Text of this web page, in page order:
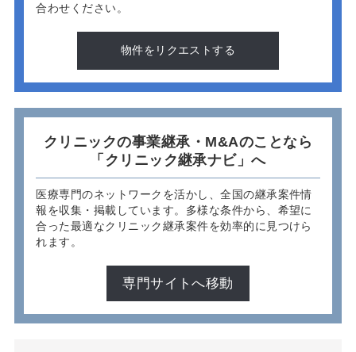
合わせください。
物件をリクエストする
クリニックの事業継承・M&Aのことなら
「クリニック継承ナビ」へ
医療専門のネットワークを活かし、全国の継承案件情
報を収集・掲載しています。多様な条件から、希望に
合った最適なクリニック継承案件を効率的に見つけら
れます。
専門サイトへ移動